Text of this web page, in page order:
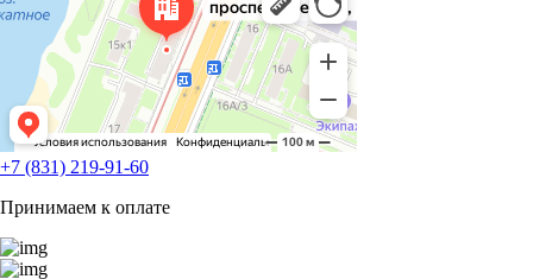
+7 (831) 219-91-60
Принимаем к оплате